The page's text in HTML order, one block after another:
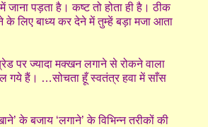
पड़ता है। कष्ट तो होता ही है। ठीक
लिए बाध्य कर देने में तुम्हें बड़ा मजा आता
पर ज्यादा मक्खन लगाने से रोकने वाला
गये हैं। …सोचता हूँ स्वतंत्र हवा में साँस
के बजाय ‘लगाने’ के विभिन्न तरीकों की